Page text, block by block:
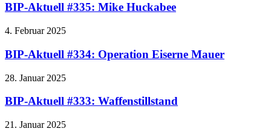
BIP-Aktuell #335: Mike Huckabee
4. Februar 2025
BIP-Aktuell #334: Operation Eiserne Mauer
28. Januar 2025
BIP-Aktuell #333: Waffenstillstand
21. Januar 2025